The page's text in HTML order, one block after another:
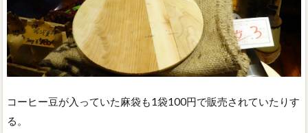
コーヒー豆が入っていた麻袋も1袋100円で販売されていたりす
る。